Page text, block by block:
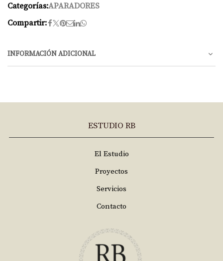
Categorías:APARADORES
Compartir:
INFORMACIÓN ADICIONAL
ESTUDIO RB
El Estudio
Proyectos
Servicios
Contacto